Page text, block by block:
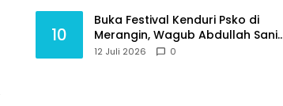
10
Buka Festival Kenduri Psko di
Merangin, Wagub Abdullah Sani
Ajak Generasi Muda Jaga Budaya
12 Juli 2026 0